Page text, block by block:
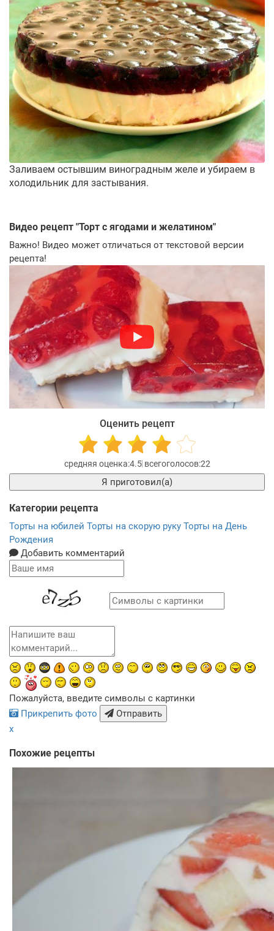
Заливаем остывшим виноградным желе и убираем в
холодильник для застывания.
Видео рецепт "Торт с ягодами и желатином"
Важно! Видео может отличаться от текстовой версии
рецепта!
Оценить рецепт
4.5 22
Я приготовил(а)
Категории рецепта
Торты на юбилей Торты на скорую руку Торты на День
Рождения
Добавить комментарий
Пожалуйста, введите символы с картинки
Прикрепить фото
Отправить
x
Похожие рецепты